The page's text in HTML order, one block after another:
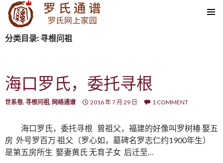
SKIP TO CONTENT
分类目录: 寻根问祖
海口罗氏，委托寻根
世系卷, 寻根问祖, 网络通谱 2016 年 7 月 29 日 1 COMMENT
海口罗氏，委托寻根 曾祖父，福建的好像叫罗树椿 娶五
房 外号罗百万 祖父（罗心如，墓碑名罗志仁约1900年生）
是第五房所生 娶妻黄氏 无育子女 后迁至…